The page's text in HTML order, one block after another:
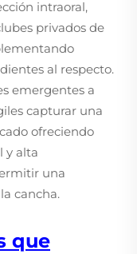
intraoral,
privados de
al respecto.
emergentes a
capturar una
ofreciendo
y alta
una
cancha.
que